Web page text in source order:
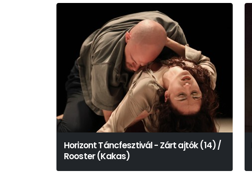
Horizont Táncfesztivál - Zárt ajtók (14) /
Rooster (Kakas)